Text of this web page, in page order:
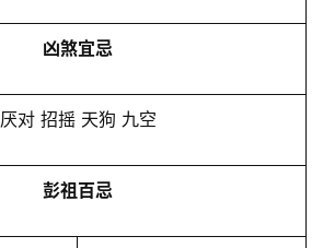
凶煞宜忌
厌对 招摇 天狗 九空
彭祖百忌